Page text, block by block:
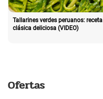
Tallarines verdes peruanos: receta
clásica deliciosa (VIDEO)
Ofertas